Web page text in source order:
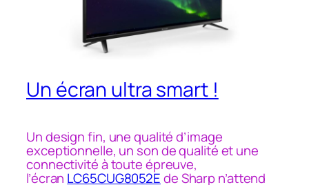
Un écran ultra smart !
Un design fin, une qualité d’image
exceptionnelle, un son de qualité et une
connectivité à toute épreuve,
l’écran LC65CUG8052Ede Sharp n’attend